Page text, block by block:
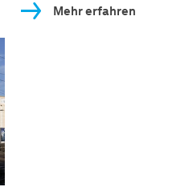
Mehr erfahren